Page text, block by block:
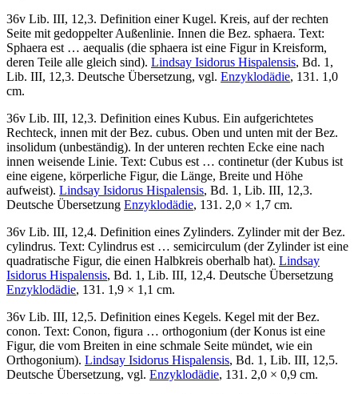
36v Lib. III, 12,3. Definition einer Kugel. Kreis, auf der rechten
Seite mit gedoppelter Außenlinie. Innen die Bez. sphaera. Text:
Sphaera est … aequalis (die sphaera ist eine Figur in Kreisform,
deren Teile alle gleich sind). Lindsay Isidorus Hispalensis, Bd. 1,
Lib. III, 12,3. Deutsche Übersetzung, vgl. Enzyklodädie, 131. 1,0
cm.
36v Lib. III, 12,3. Definition eines Kubus. Ein aufgerichtetes
Rechteck, innen mit der Bez. cubus. Oben und unten mit der Bez.
insolidum (unbeständig). In der unteren rechten Ecke eine nach
innen weisende Linie. Text: Cubus est … continetur(der Kubus ist
eine eigene, körperliche Figur, die Länge, Breite und Höhe
aufweist). Lindsay Isidorus Hispalensis, Bd. 1, Lib. III, 12,3.
Deutsche Übersetzung Enzyklodädie, 131. 2,0 × 1,7 cm.
36v Lib. III, 12,4. Definition eines Zylinders. Zylinder mit der Bez.
cylindrus. Text: Cylindrus est … semicirculum (der Zylinder ist eine
quadratische Figur, die einen Halbkreis oberhalb hat). Lindsay
Isidorus Hispalensis, Bd. 1, Lib. III, 12,4. Deutsche Übersetzung
Enzyklodädie, 131. 1,9 × 1,1 cm.
36v Lib. III, 12,5. Definition eines Kegels. Kegel mit der Bez.
conon. Text: Conon, figura … orthogonium (der Konus ist eine
Figur, die vom Breiten in eine schmale Seite mündet, wie ein
Orthogonium). Lindsay Isidorus Hispalensis, Bd. 1, Lib. III, 12,5.
Deutsche Übersetzung, vgl. Enzyklodädie, 131. 2,0 × 0,9 cm.